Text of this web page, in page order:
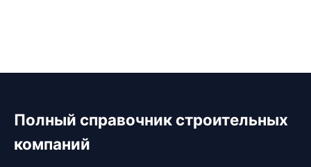
Полный справочник строительных
компаний